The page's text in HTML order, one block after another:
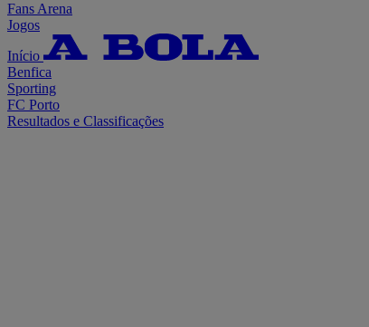
Fans Arena
Jogos
Início
Benfica
Sporting
FC Porto
Resultados e Classificações